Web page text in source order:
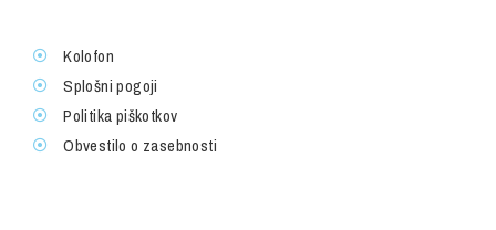
Kolofon
Splošni pogoji
Politika piškotkov
Obvestilo o zasebnosti